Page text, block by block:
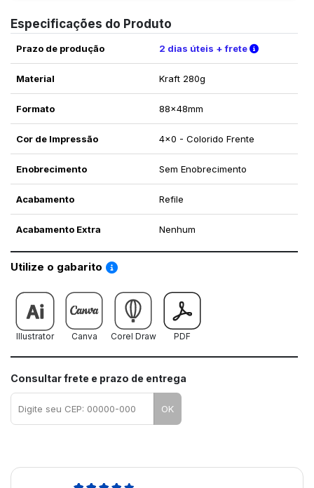
Especificações do Produto
Prazo de produção 2 dias úteis + frete Verifique
Material Kraft 280g
Formato 88x48mm
Cor de Impressão 4x0 - Colorido Frente
Enobrecimento Sem Enobrecimento
Acabamento Refile
Acabamento Extra Nenhum
Utilize o gabarito Saiba como utilizar os nossos gabaritos
Illustrator Canva Corel Draw PDF
Consultar frete e prazo de entrega
OK